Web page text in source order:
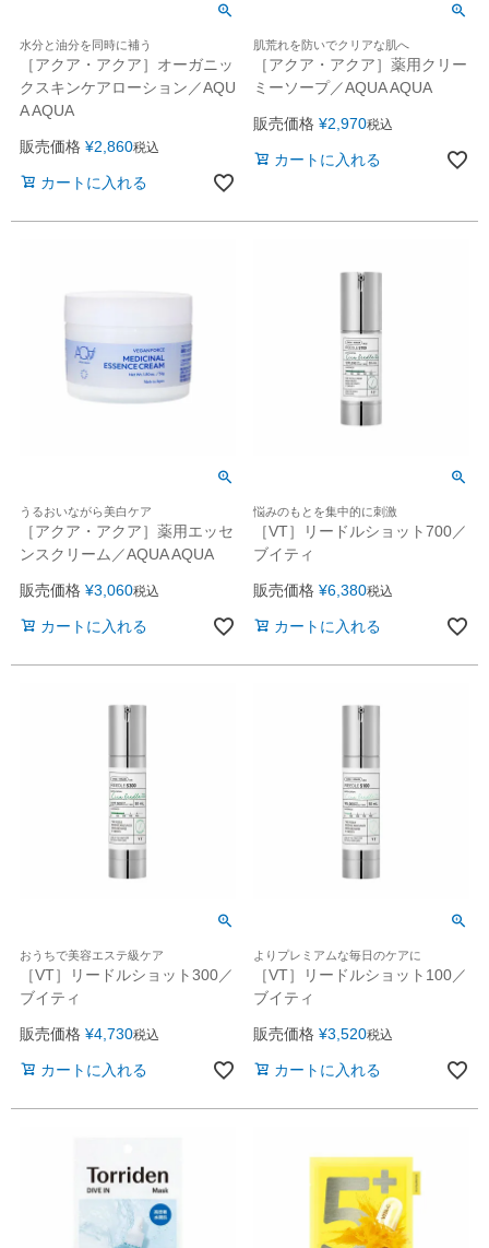
水分と油分を同時に補う
［アクア・アクア］オーガニッ
クスキンケアローション／AQU
A AQUA
販売価格 ¥2,860税込
カートに入れる
肌荒れを防いでクリアな肌へ
［アクア・アクア］薬用クリー
ミーソープ／AQUA AQUA
販売価格 ¥2,970税込
カートに入れる
うるおいながら美白ケア
［アクア・アクア］薬用エッセ
ンスクリーム／AQUA AQUA
販売価格 ¥3,060税込
カートに入れる
悩みのもとを集中的に刺激
［VT］リードルショット700／
ブイティ
販売価格 ¥6,380税込
カートに入れる
おうちで美容エステ級ケア
［VT］リードルショット300／
ブイティ
販売価格 ¥4,730税込
カートに入れる
よりプレミアムな毎日のケアに
［VT］リードルショット100／
ブイティ
販売価格 ¥3,520税込
カートに入れる